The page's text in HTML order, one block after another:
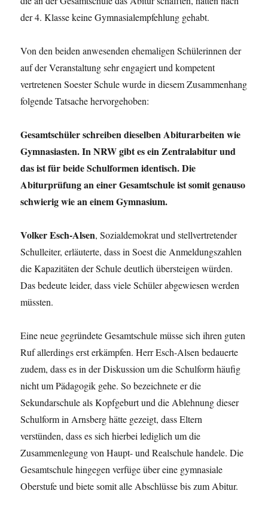
der 4. Klasse keine Gymnasialempfehlung gehabt.
Von den beiden anwesenden ehemaligen Schülerinnen der
auf der Veranstaltung sehr engagiert und kompetent
vertretenen Soester Schule wurde in diesem Zusammenhang
folgende Tatsache hervorgehoben:
Gesamtschüler schreiben dieselben Abiturarbeiten wie
Gymnasiasten. In NRW gibt es ein Zentralabitur und
das ist für beide Schulformen identisch. Die
Abiturprüfung an einer Gesamtschule ist somit genauso
schwierig wie an einem Gymnasium.
Volker Esch-Alsen, Sozialdemokrat und stellvertretender
Schulleiter, erläuterte, dass in Soest die Anmeldungszahlen
die Kapazitäten der Schule deutlich übersteigen würden.
Das bedeute leider, dass viele Schüler abgewiesen werden
müssten.
Eine neue gegründete Gesamtschule müsse sich ihren guten
Ruf allerdings erst erkämpfen. Herr Esch-Alsen bedauerte
zudem, dass es in der Diskussion um die Schulform häufig
nicht um Pädagogik gehe. So bezeichnete er die
Sekundarschule als Kopfgeburt und die Ablehnung dieser
Schulform in Arnsberg hätte gezeigt, dass Eltern
verstünden, dass es sich hierbei lediglich um die
Zusammenlegung von Haupt- und Realschule handele. Die
Gesamtschule hingegen verfüge über eine gymnasiale
Oberstufe und biete somit alle Abschlüsse bis zum Abitur.